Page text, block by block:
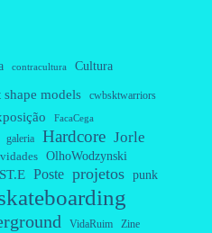
contracultura Cultura
models cwbsktwarriors
FacaCega
galeria Hardcore Jorle
OlhoWodzynski
Poste projetos punk
VidaRuim Zine